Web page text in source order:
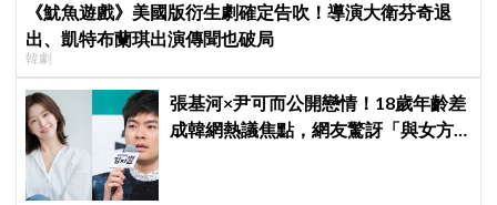
《魷魚遊戲》美國版衍生劇確定告吹！導演大衛芬奇退
出、凱特布蘭琪出演傳聞也破局
韓劇
張基河×尹可而公開戀情！18歲年齡差
成韓網熱議焦點，網友驚訝「與女方